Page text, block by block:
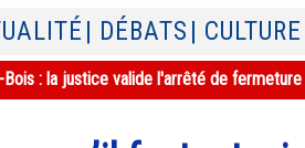
| DÉBATS | CULTURE
Bois : la justice valide l'arrêté de